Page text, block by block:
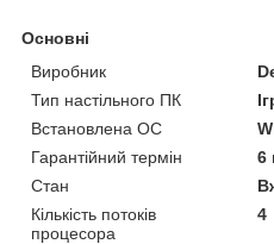
Основні
Виробник
Тип настільного ПК
Встановлена ОС
Гарантійний термін
6
Стан
Кількість потоків
процесора
4